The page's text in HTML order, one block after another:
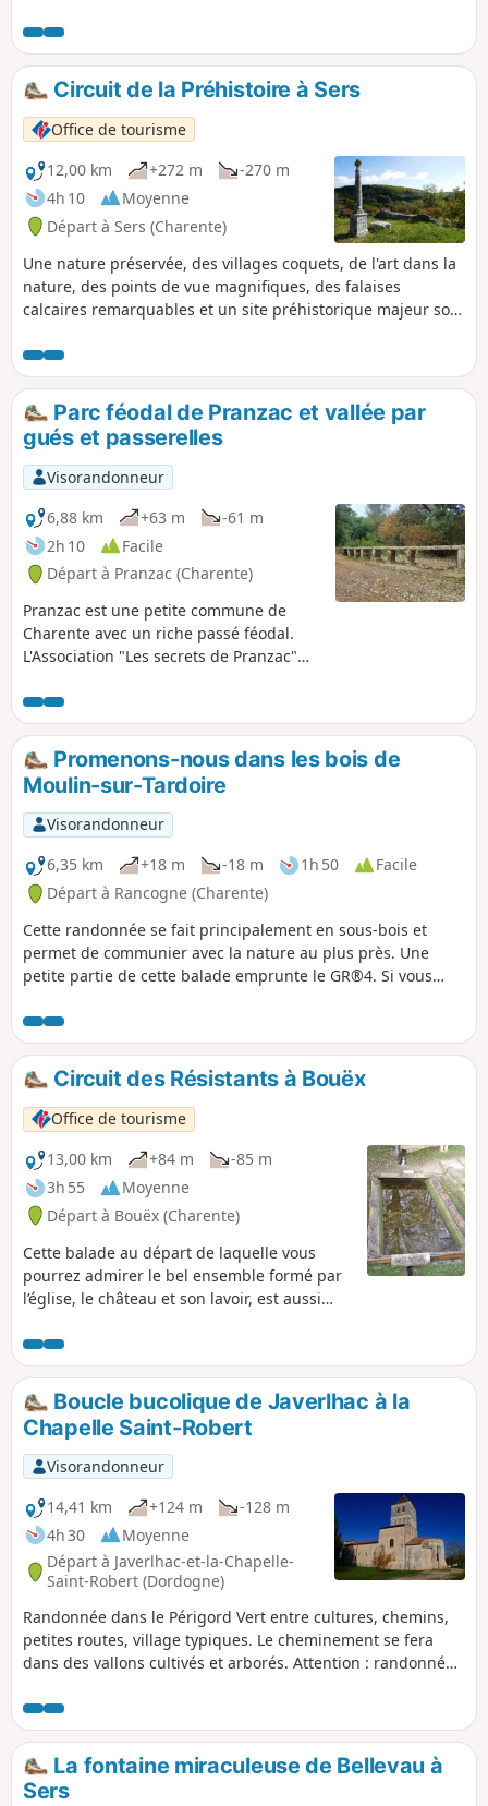
Circuit de la Préhistoire à Sers
Office de tourisme
12,00 km
+272 m
-270 m
4h 10
Moyenne
Départ à Sers (Charente)
Une nature préservée, des villages coquets, de l'art dans la
nature, des points de vue magnifiques, des falaises
calcaires remarquables et un site préhistorique majeur sont
des sous-bois.
Parc féodal de Pranzac et vallée par
gués et passerelles
Visorandonneur
6,88 km
+63 m
-61 m
2h 10
Facile
Départ à Pranzac (Charente)
Pranzac est une petite commune de
Charente avec un riche passé féodal.
L'Association "Les secrets de Pranzac"
Château des Comtes des Cars.Notre
balade va se réaliser dans un premier
temps autour de l'ancien parc
seigneurial du château, puis elle va
continuer le long de la vallée en passant
par gués ou passerelles.
Promenons-nous dans les bois de
Moulin-sur-Tardoire
Visorandonneur
6,35 km
+18 m -18 m 1h 50
Facile
Départ à Rancogne (Charente)
Cette randonnée se fait principalement en sous-bois et
permet de communier avec la nature au plus près. Une
petite partie de cette balade emprunte le GR®4. Si vous
fait pour vous.
Circuit des Résistants à Bouëx
Office de tourisme
13,00 km
+84 m
-85 m
3h 55
Moyenne
Départ à Bouëx (Charente)
Cette balade au départ de laquelle vous
pourrez admirer le bel ensemble formé par
l’église, le château et son lavoir, est aussi
la Ligne de Démarcation ancrée dans la
campagne bouëxoise, en lisière de la Forêt
domaniale de la Braconne – Bois Blanc.
Boucle bucolique de Javerlhac à la
Chapelle Saint-Robert
Visorandonneur
14,41 km
+124 m
-128 m
4h 30
Moyenne
Départ à Javerlhac-et-la-Chapelle-
Saint-Robert (Dordogne)
Randonnée dans le Périgord Vert entre cultures, chemins,
petites routes, village typiques. Le cheminement se fera
dans des vallons cultivés et arborés. Attention : randonnée
réservés randonnées pédestres et équestres peuvent
éventuellement aider.
La fontaine miraculeuse de Bellevau à
Sers